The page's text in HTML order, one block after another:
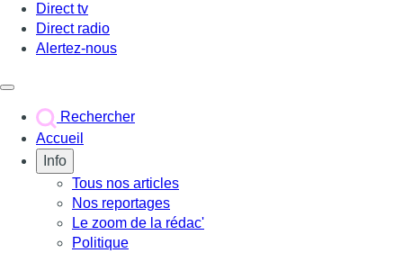
Direct tv
Direct radio
Alertez-nous
Rechercher
Accueil
Info
Tous nos articles
Nos reportages
Le zoom de la rédac'
Politique